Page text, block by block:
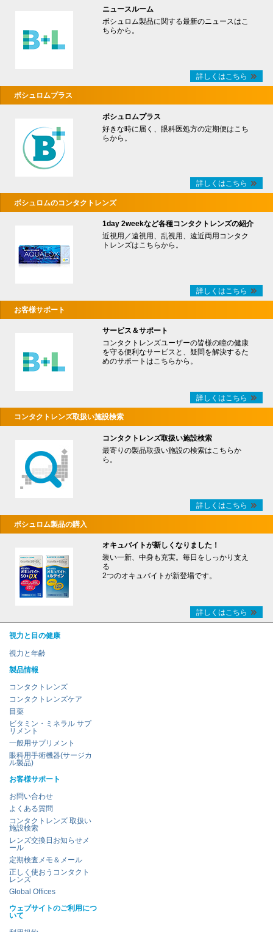
ニュースルーム
ボシュロム製品に関する最新のニュースはこ
ちらから。
詳しくはこちら
ボシュロムプラス
ボシュロムプラス
好きな時に届く、眼科医処方の定期便はこち
らから。
詳しくはこちら
ボシュロムのコンタクトレンズ
1day 2weekなど各種コンタクトレンズの紹介
近視用／遠視用、乱視用、遠近両用コンタク
トレンズはこちらから。
詳しくはこちら
お客様サポート
サービス＆サポート
コンタクトレンズユーザーの皆様の瞳の健康
を守る便利なサービスと、疑問を解決するた
めのサポートはこちらから。
詳しくはこちら
コンタクトレンズ取扱い施設検索
コンタクトレンズ取扱い施設検索
最寄りの製品取扱い施設の検索はこちらか
ら。
詳しくはこちら
ボシュロム製品の購入
オキュバイトが新しくなりました！
装い一新、中身も充実。毎日をしっかり支え
る
2つのオキュバイトが新登場です。
詳しくはこちら
視力と目の健康
視力と年齢
製品情報
コンタクトレンズ
コンタクトレンズケア
目薬
ビタミン・ミネラル サプ
リメント
一般用サプリメント
眼科用手術機器(サージカ
ル製品)
お客様サポート
お問い合わせ
よくある質問
コンタクトレンズ 取扱い
施設検索
レンズ交換日お知らせメ
ール
定期検査メモ＆メール
正しく使おうコンタクト
レンズ
Global Offices
ウェブサイトのご利用につ
いて